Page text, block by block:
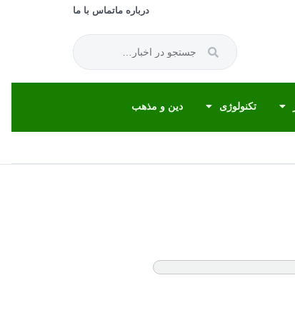
درباره ماتماس با ما
تکنولوژی دین و مذهب